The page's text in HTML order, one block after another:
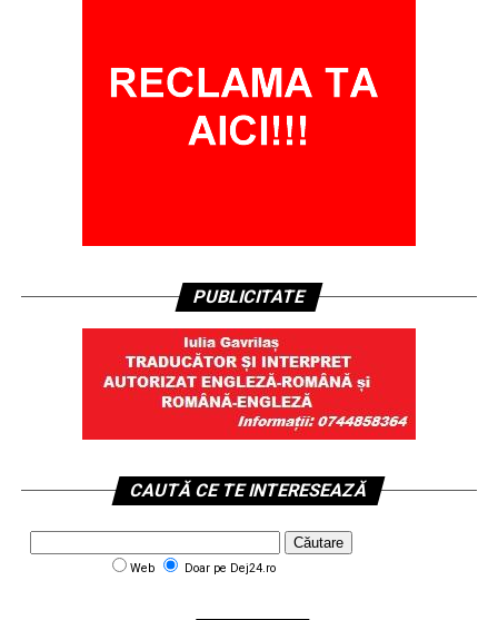
PUBLICITATE
CAUTĂ CE TE INTERESEAZĂ
Web Doar pe Dej24.ro